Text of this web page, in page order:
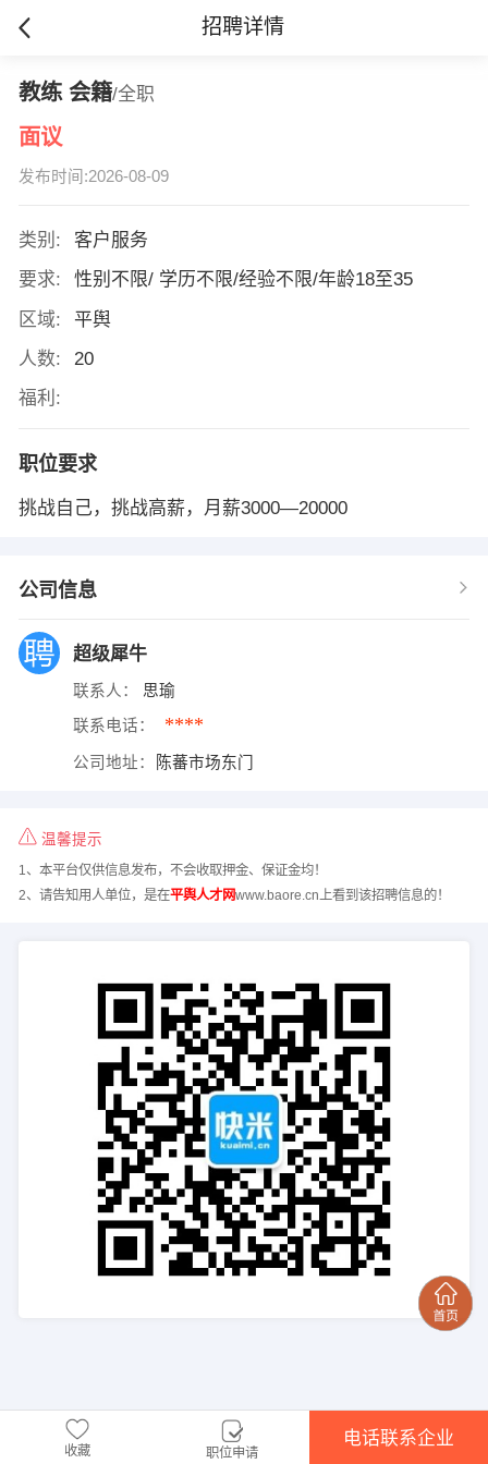
招聘详情
教练 会籍/全职
面议
发布时间:2026-08-09
类别:
客户服务
要求:
性别不限/ 学历不限/经验不限/年龄18至35
区域:
平舆
人数:
20
福利:
职位要求
挑战自己，挑战高薪，月薪3000—20000
公司信息
超级犀牛
联系人： 思瑜
联系电话： ****
公司地址： 陈蕃市场东门
温馨提示
1、本平台仅供信息发布，不会收取押金、保证金均！
2、请告知用人单位，是在平舆人才网www.baore.cn上看到该招聘信息的！
收藏 职位申请
电话联系企业